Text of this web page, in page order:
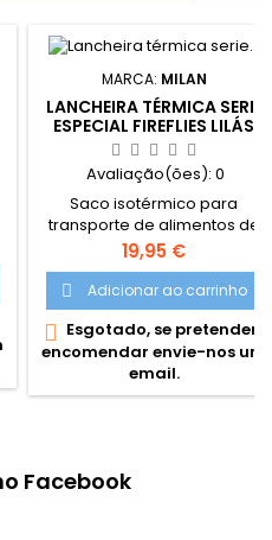
MARCA: MILAN
LANCHEIRA TÉRMICA SERIE
ESPECIAL FIREFLIES LILÁS
Avaliação(ões): 0
Saco isotérmico para
transporte de alimentos de
grande capacidade. Série
especial fireflies,
estampagem criada por
diferentes formatos de
vegetação e folhas, que
representam o ambiente
onde vivem os Pirilampos. As
cores são tão vivas quanto a
base lilás escuro. Fechos
Preço
19,95 €
 Adicionar ao carrinho
 Esgotado, se pretender
encomendar envie-nos um
email.
Facebook